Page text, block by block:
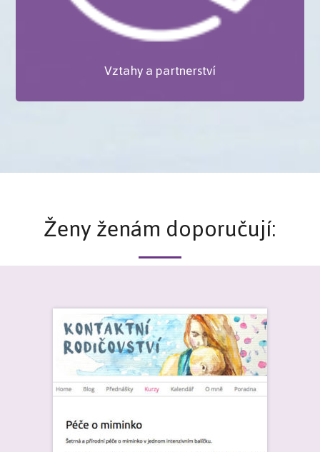
Vztahy a partnerství
Ženy ženám doporučují: